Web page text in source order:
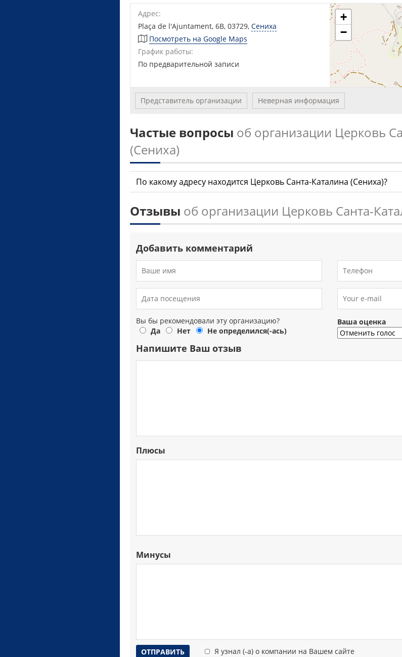
Адрес:
Plaça de l'Ajuntament, 6B, 03729, Сениха
Посмотреть на Google Maps
График работы:
По предварительной записи
+
−
Представитель организации Неверная информация
Частые вопросы об организации Церковь
(Сениха)
По какому адресу находится Церковь Санта-Каталина (Сениха)?
Отзывы об организации Церковь Санта-
Добавить комментарий
Вы бы рекомендовали эту организацию?
Да
Нет Не определился(-ась)
Ваша оценка
Напишите Ваш отзыв
Плюсы
Минусы
Я узнал (-а) о компании на Вашем сайте